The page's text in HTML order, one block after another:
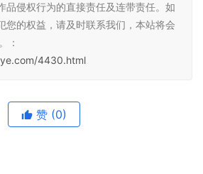
品侵权行为的直接责任及连带责任。如
您的权益，请及时联系我们，本站将会
：
4430.html
赞 (0)